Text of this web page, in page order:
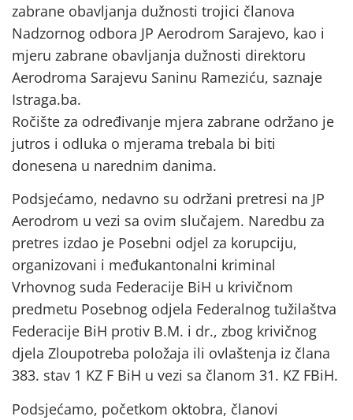
zabrane obavljanja dužnosti trojici članova
Nadzornog odbora JP Aerodrom Sarajevo, kao i
mjeru zabrane obavljanja dužnosti direktoru
Aerodroma Sarajevu Saninu Rameziću, saznaje
Istraga.ba.
Ročište za određivanje mjera zabrane održano je
jutros i odluka o mjerama trebala bi biti
donesena u narednim danima.
Podsjećamo, nedavno su održani pretresi na JP
Aerodrom u vezi sa ovim slučajem. Naredbu za
pretres izdao je Posebni odjel za korupciju,
organizovani i međukantonalni kriminal
Vrhovnog suda Federacije BiH u krivičnom
predmetu Posebnog odjela Federalnog tužilaštva
Federacije BiH protiv B.M. i dr., zbog krivičnog
djela Zloupotreba položaja ili ovlaštenja iz člana
383. stav 1 KZ F BiH u vezi sa članom 31. KZ FBiH.
Podsjećamo, početkom oktobra, članovi